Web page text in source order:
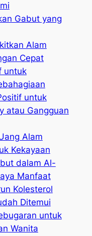
Gabut yang
Alam
Cepat
untuk
untuk
atau Gangguan
Alam
Kekayaan
dalam Al-
Manfaat
Kolesterol
Ditemui
untuk
Wanita